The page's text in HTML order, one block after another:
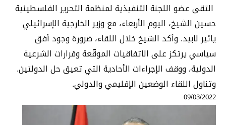
التقى عضو اللجنة التنفيذية لمنظمة التحرير الفلسطينية
حسين الشيخ، اليوم الأربعاء، مع وزير الخارجية الإسرائيلي
يائير لابيد. وأكد الشيخ خلال اللقاء، ضرورة وجود أفق
سياسي يرتكز على الاتفاقيات الموقّعة وقرارات الشرعية
الدولية، ووقف الإجراءات الأحادية التي تعيق حل الدولتين.
وتناول اللقاء الوضعين الإقليمي والدولي.
09/03/2022